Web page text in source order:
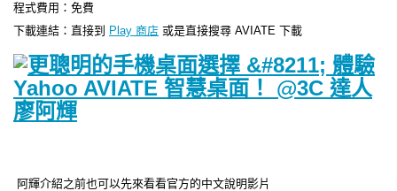
程式費用：免費
下載連結：直接到 Play 商店 或是直接搜尋 AVIATE 下載
阿輝介紹之前也可以先來看看官方的中文說明影片